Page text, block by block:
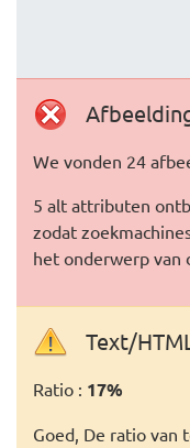
We vonden 24
5 alt attributen
zodat
het onderwerp van
Text/
Ratio : 17%
Goed, De ratio van